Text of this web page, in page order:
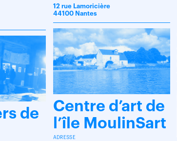
12 rue Lamoricière
44100 Nantes
Centre d’art de
l’île MoulinSart
ADRESSE
de